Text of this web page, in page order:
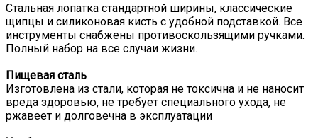
Стальная лопатка стандартной ширины, классические
щипцы и силиконовая кисть с удобной подставкой. Все
инструменты снабжены противоскользящими ручками.
Полный набор на все случаи жизни.
Пищевая сталь
Изготовлена из стали, которая не токсична и не наносит
вреда здоровью, не требует специального ухода, не
ржавеет и долговечна в эксплуатации